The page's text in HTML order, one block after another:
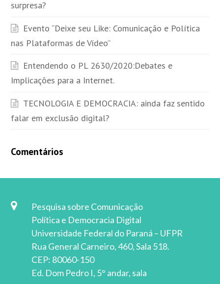
surpresa?
Evento “Deixe seu Like: Comunicação e Política
nas Plataformas de Vídeo”
Entendendo o PL 2630/2020:Debates e
Implicações para a Internet.
TECNOLOGIA E DEMOCRACIA: ainda faz sentido
falar em exclusão digital?
Comentários
Pesquisa sobre Comunicação
Política e Democracia Digital
Universidade Federal do Paraná – UFPR
Rua General Carneiro, 460, Sala 518.
CEP: 80060-150
Ed. Dom Pedro I, 5° andar, sala